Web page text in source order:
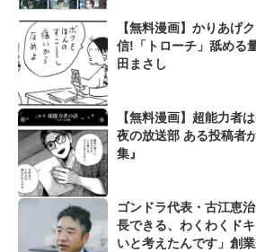
【無料漫画】かりあげ
信!「トローチ」舐める
田まさし
【無料漫画】超能力者
夜の放送部 ある投稿者
集』
ゴンドラ代表・古江恵
長できる、わくわくド
いと考えたんです」創